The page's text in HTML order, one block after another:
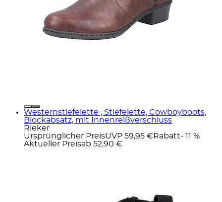
Westernstiefelette , Stiefelette, Cowboyboots,
Blockabsatz, mit Innenreißverschluss
Rieker
Ursprünglicher PreisUVP 59,95 € Rabatt- 11 %
Aktueller Preisab 52,90 €